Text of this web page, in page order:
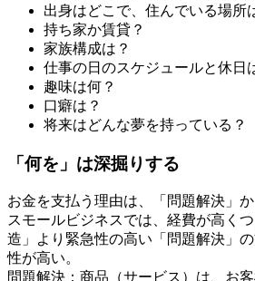
出身はどこで、住んでいる場所
持ち家か賃貸？
家族構成は？
仕事の日のスケジュールと休日
趣味は何？
口癖は？
将来はどんな夢を持っている？
「何を」は深掘りする
お金を支払う理由は、「問題解決」
スモールビジネスでは、経費が高く
造」より緊急性の高い「問題解決」
性が高い。
問題解決：商品（サービス）は、お